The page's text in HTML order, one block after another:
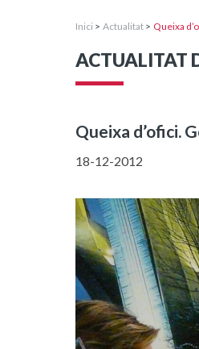
Inici > Actualitat> Queixa
ACTUALITAT
Queixa d’ofici.
18-12-2012